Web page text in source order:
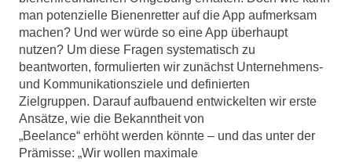
man potenzielle Bienenretter auf die App aufmerksam
machen? Und wer würde so eine App überhaupt
nutzen? Um diese Fragen systematisch zu
beantworten, formulierten wir zunächst Unternehmens-
und Kommunikationsziele und definierten
Zielgruppen. Darauf aufbauend entwickelten wir erste
Ansätze, wie die Bekanntheit von
„Beelance“ erhöht werden könnte – und das unter der
Prämisse: „Wir wollen maximale